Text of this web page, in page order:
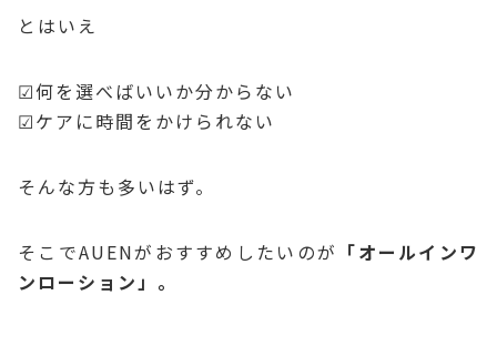
とはいえ
☑何を選べばいいか分からない
☑ケアに時間をかけられない
そんな方も多いはず。
そこでAUENがおすすめしたいのが 「オールインワ
ンローション」。